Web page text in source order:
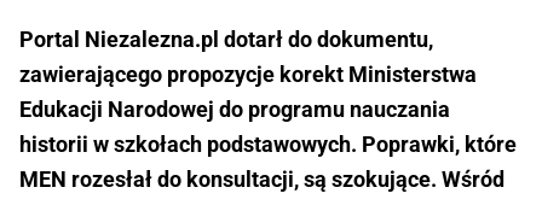
Portal Niezalezna.pl dotarł do dokumentu,
zawierającego propozycje korekt Ministerstwa
Edukacji Narodowej do programu nauczania
historii w szkołach podstawowych. Poprawki, które
MEN rozesłał do konsultacji, są szokujące. Wśród